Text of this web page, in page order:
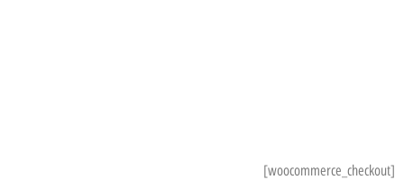
[woocommerce_checkout]